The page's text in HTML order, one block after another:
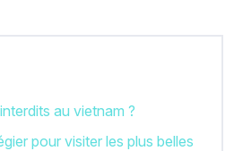
au vietnam ?
pour visiter les plus belles